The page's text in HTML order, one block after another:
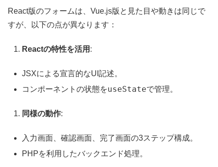
React版のフォームは、Vue.js版と見た目や動きは同じで
すが、以下の点が異なります：
Reactの特性を活用 :
JSXによる宣言的なUI記述。
コンポーネントの状態をuseStateで管理。
同様の動作:
入力画面、確認画面、完了画面の3ステップ構成。
PHPを利用したバックエンド処理。